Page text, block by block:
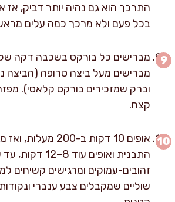
התרכך הוא גם נהיה יותר דביק, אז
בכל פעם ולא מרכך כמה עלים
מברישים כל בורקס בשכבה דקה של
מברישים מעל ביצה טרופה (הביצה
וברק שמזכירים בורקס קלאסי).
קצח.
אופים 10 דקות ב-200
התבנית ואופים עוד
זהובים-עמוקים ומרגישים קשיחים
שוליים שמקבלים צבע ענברי